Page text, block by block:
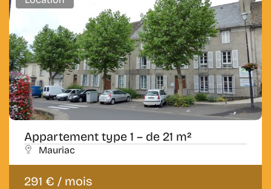
Appartement type 1 – de 21 m²
Mauriac
291 € / mois